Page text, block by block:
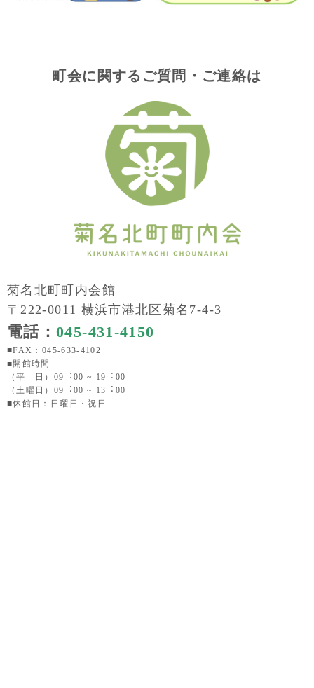
町会に関するご質問・ご連絡は
菊名北町町内会館
〒222-0011 横浜市港北区菊名7-4-3
電話：045-431-4150
■FAX：045-633-4102
■開館時間
（平 日）09︓00 ~ 19︓00
（土曜日）09︓00 ~ 13︓00
■休館日：日曜日・祝日